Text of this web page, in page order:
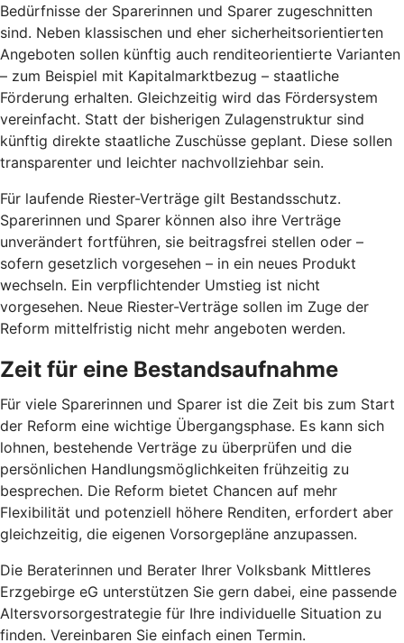
Bedürfnisse der Sparerinnen und Sparer zugeschnitten
sind. Neben klassischen und eher sicherheitsorientierten
Angeboten sollen künftig auch renditeorientierte Varianten
– zum Beispiel mit Kapitalmarktbezug – staatliche
Förderung erhalten. Gleichzeitig wird das Fördersystem
vereinfacht. Statt der bisherigen Zulagenstruktur sind
künftig direkte staatliche Zuschüsse geplant. Diese sollen
transparenter und leichter nachvollziehbar sein.
Für laufende Riester-Verträge gilt Bestandsschutz.
Sparerinnen und Sparer können also ihre Verträge
unverändert fortführen, sie beitragsfrei stellen oder –
sofern gesetzlich vorgesehen – in ein neues Produkt
wechseln. Ein verpflichtender Umstieg ist nicht
vorgesehen. Neue Riester-Verträge sollen im Zuge der
Reform mittelfristig nicht mehr angeboten werden.
Zeit für eine Bestandsaufnahme
Für viele Sparerinnen und Sparer ist die Zeit bis zum Start
der Reform eine wichtige Übergangsphase. Es kann sich
lohnen, bestehende Verträge zu überprüfen und die
persönlichen Handlungsmöglichkeiten frühzeitig zu
besprechen. Die Reform bietet Chancen auf mehr
Flexibilität und potenziell höhere Renditen, erfordert aber
gleichzeitig, die eigenen Vorsorgepläne anzupassen.
Die Beraterinnen und Berater Ihrer Volksbank Mittleres
Erzgebirge eG unterstützen Sie gern dabei, eine passende
Altersvorsorgestrategie für Ihre individuelle Situation zu
finden. Vereinbaren Sie einfach einen Termin.